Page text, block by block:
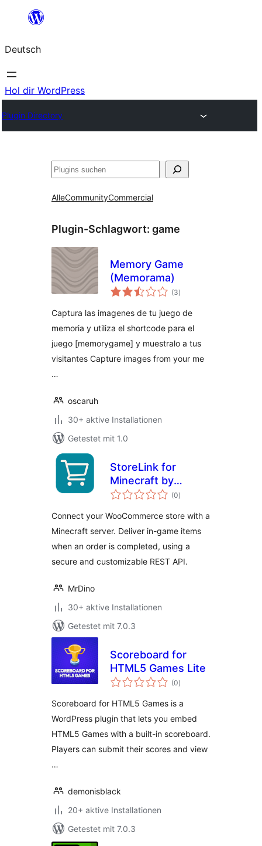
springen
Deutsch
Hol dir WordPress
Plugin Directory
Suchen
AlleCommunityCommercial
Plugin-Schlagwort: game
Memory Game
(Memorama)
(3Bewertungen
insgesamt
)
Captura las imagenes de tu juego de
memoria y utiliza el shortcode para el
juego [memorygame] y muestralo a tus
visitantes Capture images from your me
…
oscaruh
30+ aktive Installationen
Getestet mit 1.0
StoreLink for
Minecraft by
MrDino
(0Bewertungen
insgesamt
)
Connect your WooCommerce store with a
Minecraft server. Deliver in-game items
when an order is completed, using a
secure and customizable REST API.
MrDino
30+ aktive Installationen
Getestet mit 7.0.3
Scoreboard for
HTML5 Games Lite
(0Bewertungen
insgesamt
)
Scoreboard for HTML5 Games is a
WordPress plugin that lets you embed
HTML5 Games with a built-in scoreboard.
Players can submit their scores and view
…
demonisblack
20+ aktive Installationen
Getestet mit 7.0.3